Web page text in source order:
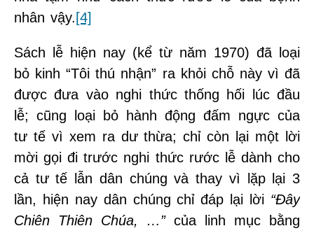
nhân vậy. [4]
Sách lễ hiện nay (kể từ năm 1970) đã loại
bỏ kinh “Tôi thú nhận” ra khỏi chỗ này vì đã
được đưa vào nghi thức thống hối lúc đầu
lễ; cũng loại bỏ hành động đấm ngực của
tư tế vì xem ra dư thừa; chỉ còn lại một lời
mời gọi đi trước nghi thức rước lễ dành cho
cả tư tế lẫn dân chúng và thay vì lặp lại 3
lần, hiện nay dân chúng chỉ đáp lại lời “Đây
Chiên Thiên Chúa, …” của linh mục bằng